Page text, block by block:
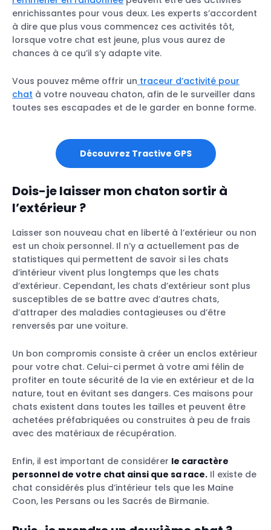
enrichissantes pour vous deux. Les experts s’accordent
à dire que plus vous commencez ces activités tôt,
lorsque votre chat est jeune, plus vous aurez de
chances à ce qu’il s’y adapte vite.
Vous pouvez même offrir un traceur d’activité pour
chat à votre nouveau chaton, afin de le surveiller dans
toutes ses escapades et de le garder en bonne forme.
Découvrez Tractive GPS
Dois-je laisser mon chaton sortir à
l’extérieur ?
Laisser son nouveau chat en liberté à l’extérieur ou non
est un choix personnel. Il n’y a actuellement pas de
statistiques qui permettent de savoir si les chats
d’intérieur vivent plus longtemps que les chats
d’extérieur. Cependant, les chats d’extérieur sont plus
susceptibles de se battre avec d’autres chats,
d’attraper des maladies contagieuses ou d’être
renversés par une voiture.
Un bon compromis consiste à créer un enclos extérieur
pour votre chat. Celui-ci permet à votre ami félin de
profiter en toute sécurité de la vie en extérieur et de la
nature, tout en évitant ses dangers. Ces maisons pour
chats existent dans toutes les tailles et peuvent être
achetées préfabriquées ou construites à peu de frais
avec des matériaux de récupération.
Enfin, il est important de considérer le caractère
personnel de votre chat ainsi que sa race. Il existe de
chat considérés plus d’intérieur tels que les Maine
Coon, les Persans ou les Sacrés de Birmanie.